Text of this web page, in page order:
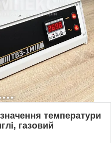
температури
газовий